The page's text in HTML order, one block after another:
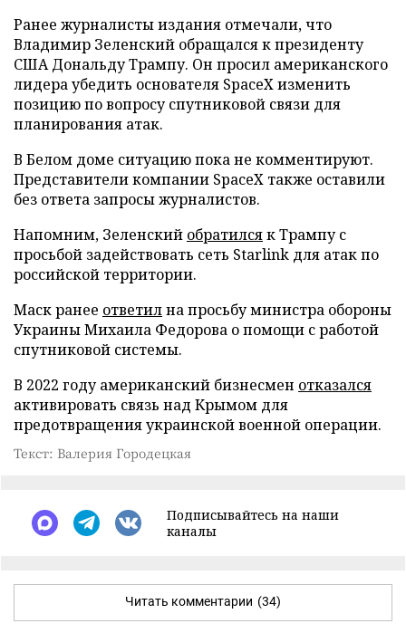
Ранее журналисты издания отмечали, что
Владимир Зеленский обращался к президенту
США Дональду Трампу. Он просил американского
лидера убедить основателя SpaceX изменить
позицию по вопросу спутниковой связи для
планирования атак.
В Белом доме ситуацию пока не комментируют.
Представители компании SpaceX также оставили
без ответа запросы журналистов.
Напомним, Зеленский обратилсяк Трампу с
просьбой задействовать сеть Starlink для атак по
российской территории.
Маск ранее ответилна просьбу министра обороны
Украины Михаила Федорова о помощи с работой
спутниковой системы.
В 2022 году американский бизнесмен отказался
активировать связь над Крымом для
предотвращения украинской военной операции.
Текст: Валерия Городецкая
Подписывайтесь на наши
каналы
Читать комментарии (34)